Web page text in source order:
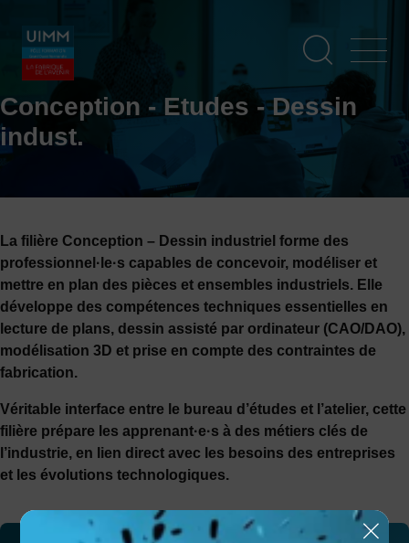
contenu
principal
Conception - Etudes - Dessin
indust.
La filière Conception – Dessin industriel forme des
professionnel·le·s capables de concevoir, modéliser et
mettre en plan des pièces et ensembles industriels. Elle
développe des compétences techniques essentielles en
lecture de plans, dessin assisté par ordinateur (CAO/DAO),
modélisation 3D et prise en compte des contraintes de
fabrication.
Véritable interface entre le bureau d’études et l’atelier, cette
filière prépare les apprenant·e·s à des métiers clés de
l’industrie, en lien direct avec les besoins des entreprises
et les évolutions technologiques.